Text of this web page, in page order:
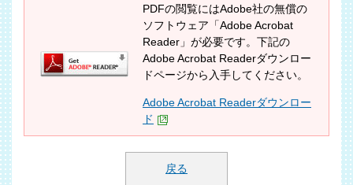
PDFの閲覧にはAdobe社の無償の
ソフトウェア「Adobe Acrobat
Reader」が必要です。下記の
Adobe Acrobat Readerダウンロー
ドページから入手してください。
Adobe Acrobat Readerダウンロー
ド
戻る